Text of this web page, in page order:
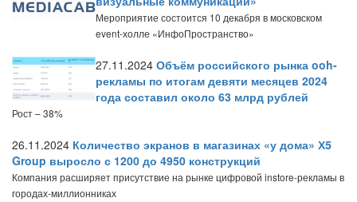
Мероприятие состоится 10 декабря в московском
event-холле «ИнфоПространство»
27.11.2024 Объём российского рынка ooh-
рекламы по итогам девяти месяцев 2024
года составил около 63 млрд рублей
Рост – 38%
26.11.2024 Количество экранов в магазинах «у дома» Х5
Group выросло с 1200 до 4950 конструкций
Компания расширяет присутствие на рынке цифровой instore-рекламы в
городах-миллионниках